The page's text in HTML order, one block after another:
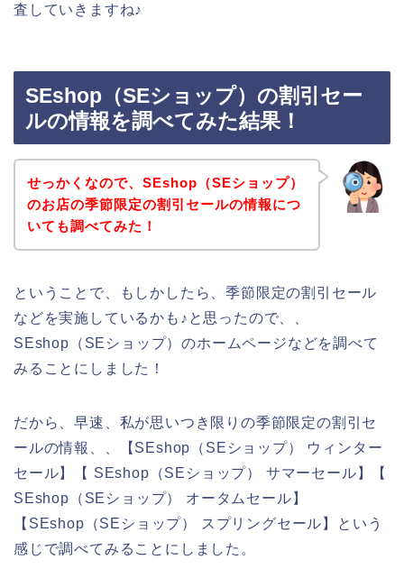
査していきますね♪
SEshop（SEショップ）の割引セー
ルの情報を調べてみた結果！
せっかくなので、SEshop（SEショップ）
のお店の季節限定の割引セールの情報につ
いても調べてみた！
ということで、もしかしたら、季節限定の割引セール
などを実施しているかも♪と思ったので、、
SEshop（SEショップ）のホームページなどを調べて
みることにしました！
だから、早速、私が思いつき限りの季節限定の割引セ
ールの情報、、【SEshop（SEショップ） ウィンター
セール】【 SEshop（SEショップ） サマーセール】【
SEshop（SEショップ） オータムセール】
【SEshop（SEショップ） スプリングセール】という
感じで調べてみることにしました。